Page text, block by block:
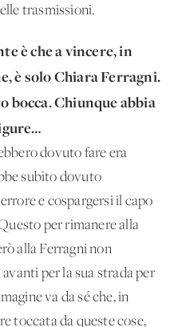
trasmissioni.
è che a vincere, in
è solo Chiara Ferragni.
bocca. Chiunque abbia
dovuto fare era
subito dovuto
e cospargersi il capo
per rimanere alla
alla Ferragni non
per la sua strada per
va da sé che, in
toccata da queste cose,